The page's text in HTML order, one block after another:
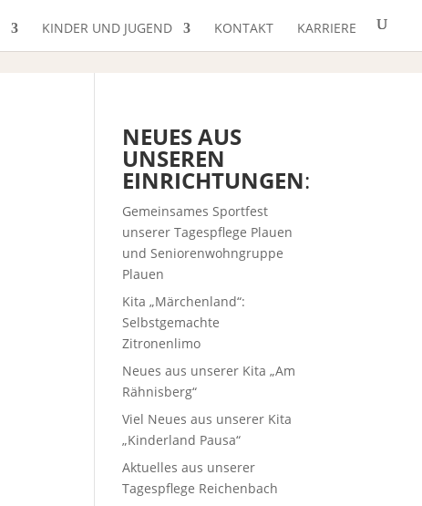
KINDER UND JUGEND KONTAKT KARRIERE
NEUES AUS
UNSEREN
EINRICHTUNGEN:
Gemeinsames Sportfest
unserer Tagespflege Plauen
und Seniorenwohngruppe
Plauen
Kita „Märchenland“:
Selbstgemachte
Zitronenlimo
Neues aus unserer Kita „Am
Rähnisberg“
Viel Neues aus unserer Kita
„Kinderland Pausa“
Aktuelles aus unserer
Tagespflege Reichenbach